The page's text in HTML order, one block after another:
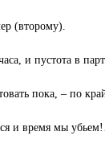
(второму).
и пустота в
пока, – по
и время мы